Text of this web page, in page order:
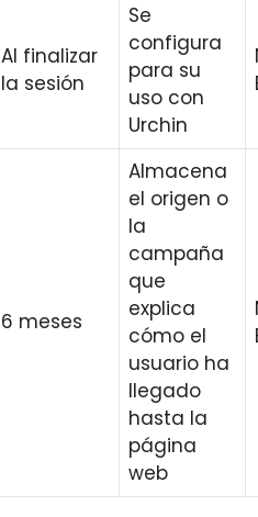
Al finalizar
la sesión
Se
configura
para su
uso con
Urchin
6 meses
Almacena
el origen o
la
campaña
que
explica
cómo el
usuario ha
llegado
hasta la
página
web